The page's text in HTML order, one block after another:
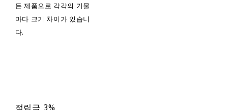
든 제품으로 각각의 기물
마다 크기 차이가 있습니
다.
적립금 3%